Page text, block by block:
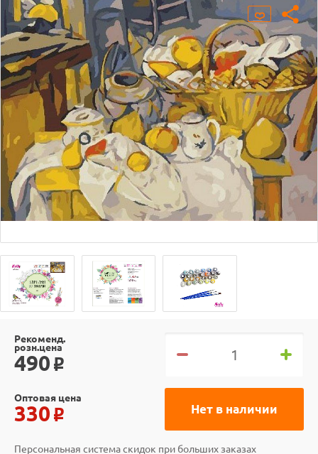
Рекоменд.
розн.цена
490 o
Нет в наличии
Оптовая цена
330 o
Персональная система скидок при больших заказах